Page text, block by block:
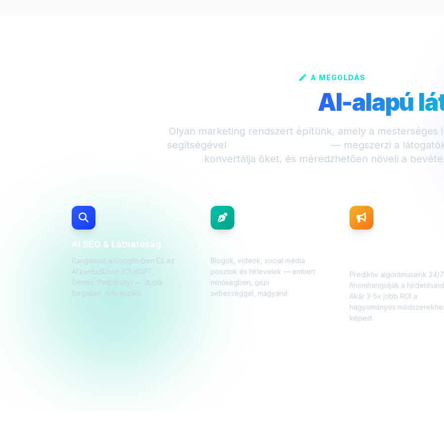
A MEGOLDÁS
AI-alapú
Olyan marketing rendszert építünk, amely a mesterséges
segítségével
— megszerzi a
konvertálja őket, és méredzhetően növeli a
AI SEO & Láthatóság
Rangsorolj a Google-ben ÉS az
AI keresőkben (ChatGPT,
Gemini, Perplexity) — dupla
forgalom, fele munka.
Blogok, videók, social média
posztok és hírlevelek — emberi
minőségben, gépi
sebességgel, magyarul.
Prediktív algoritmusaink 24/7
finomhangolják a
Akár 3-5x jobb ROI a
hagyományos
képest.